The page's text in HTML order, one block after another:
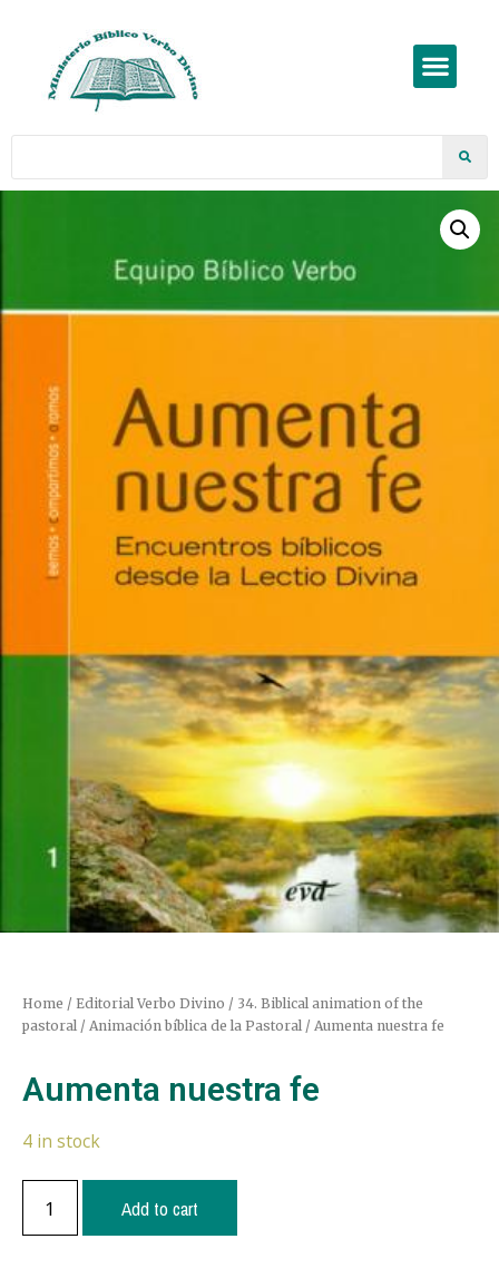
Home / Editorial Verbo Divino / 34. Biblical animation of the
pastoral / Animación bíblica de la Pastoral / Aumenta nuestra fe
Aumenta nuestra fe
4 in stock
Add to cart